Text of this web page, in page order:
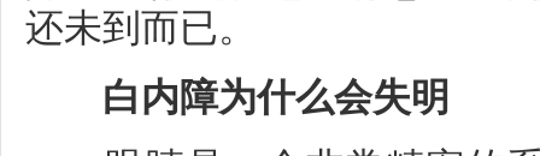
还未到而已。
白内障为什么会失明